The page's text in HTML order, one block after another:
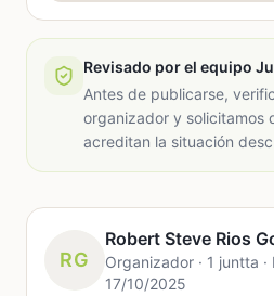
Revisado por el equipo
Antes de publicarse,
organizador y solicitamos
acreditan la situación
RG
Robert Steve Rios
Organizador · 1 juntta
17/10/2025